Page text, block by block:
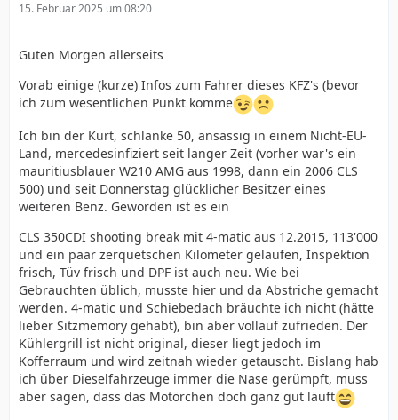
15. Februar 2025 um 08:20
Guten Morgen allerseits
Vorab einige (kurze) Infos zum Fahrer dieses KFZ's (bevor
ich zum wesentlichen Punkt komme
Ich bin der Kurt, schlanke 50, ansässig in einem Nicht-EU-
Land, mercedesinfiziert seit langer Zeit (vorher war's ein
mauritiusblauer W210 AMG aus 1998, dann ein 2006 CLS
500) und seit Donnerstag glücklicher Besitzer eines
weiteren Benz. Geworden ist es ein
CLS 350CDI shooting break mit 4-matic aus 12.2015, 113'000
und ein paar zerquetschen Kilometer gelaufen, Inspektion
frisch, Tüv frisch und DPF ist auch neu. Wie bei
Gebrauchten üblich, musste hier und da Abstriche gemacht
werden. 4-matic und Schiebedach bräuchte ich nicht (hätte
lieber Sitzmemory gehabt), bin aber vollauf zufrieden. Der
Kühlergrill ist nicht original, dieser liegt jedoch im
Kofferraum und wird zeitnah wieder getauscht. Bislang hab
ich über Dieselfahrzeuge immer die Nase gerümpft, muss
aber sagen, dass das Motörchen doch ganz gut läuft